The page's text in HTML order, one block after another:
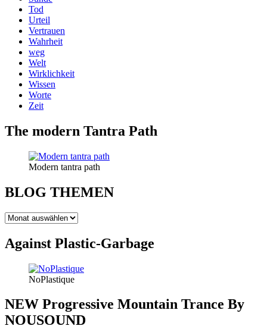
Tod
Urteil
Vertrauen
Wahrheit
weg
Welt
Wirklichkeit
Wissen
Worte
Zeit
The modern Tantra Path
Modern tantra path
BLOG THEMEN
BLOG
Against Plastic-Garbage
NoPlastique
NEW Progressive Mountain Trance By
NOUSOUND